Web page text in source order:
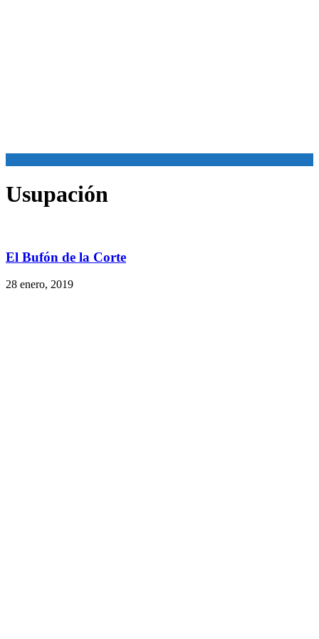
Usupación
El Bufón de la Corte
28 enero, 2019